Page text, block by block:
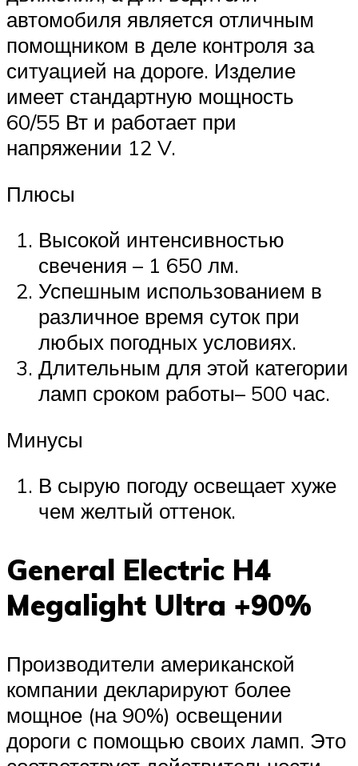
автомобиля является отличным
помощником в деле контроля за
ситуацией на дороге. Изделие
имеет стандартную мощность
60/55 Вт и работает при
напряжении 12 V.
Плюсы
Высокой интенсивностью
свечения – 1 650 лм.
Успешным использованием в
различное время суток при
любых погодных условиях.
Длительным для этой категории
ламп сроком работы– 500 час.
Минусы
В сырую погоду освещает хуже
чем желтый оттенок.
General Electric H4
Megalight Ultra +90%
Производители американской
компании декларируют более
мощное (на 90%) освещении
дороги с помощью своих ламп. Это